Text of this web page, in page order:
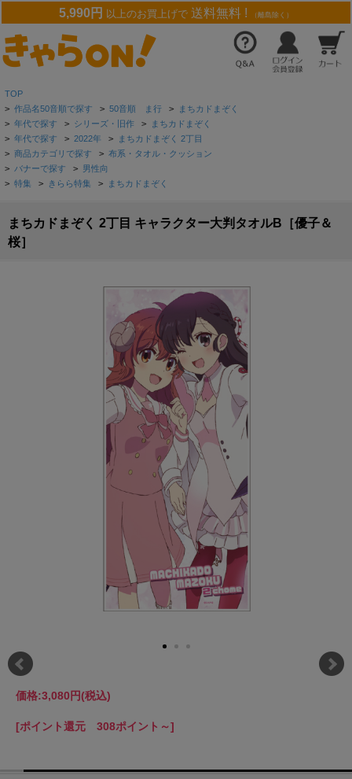
5,990円 以上のお買上げで 送料無料 ! （離島除く）
TOP
> 作品名50音順で探す > 50音順 ま行 > まちカドまぞく
> 年代で探す > シリーズ・旧作 > まちカドまぞく
> 年代で探す > 2022年 > まちカドまぞく 2丁目
> 商品カテゴリで探す > 布系・タオル・クッション
> バナーで探す > 男性向
> 特集 > きらら特集 > まちカドまぞく
まちカドまぞく 2丁目 キャラクター大判タオルB［優子＆
桜］
価格:3,080円(税込)
[ポイント還元 308ポイント～]